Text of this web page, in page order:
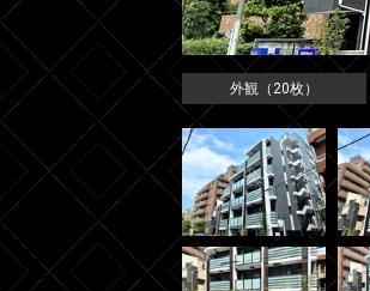
外観（20枚）